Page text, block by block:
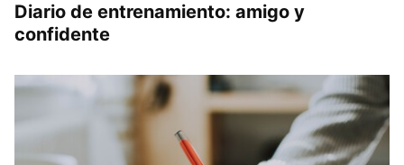
Diario de entrenamiento: amigo y
confidente